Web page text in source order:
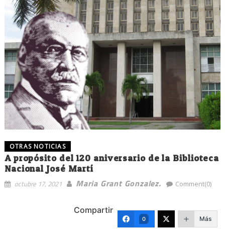
OTRAS NOTICIAS
A propósito del 120 aniversario de la Biblioteca
Nacional José Martí
octubre 17, 2021 Maria Grant Gonzalez. Comment(0)
Compartir
0 Más